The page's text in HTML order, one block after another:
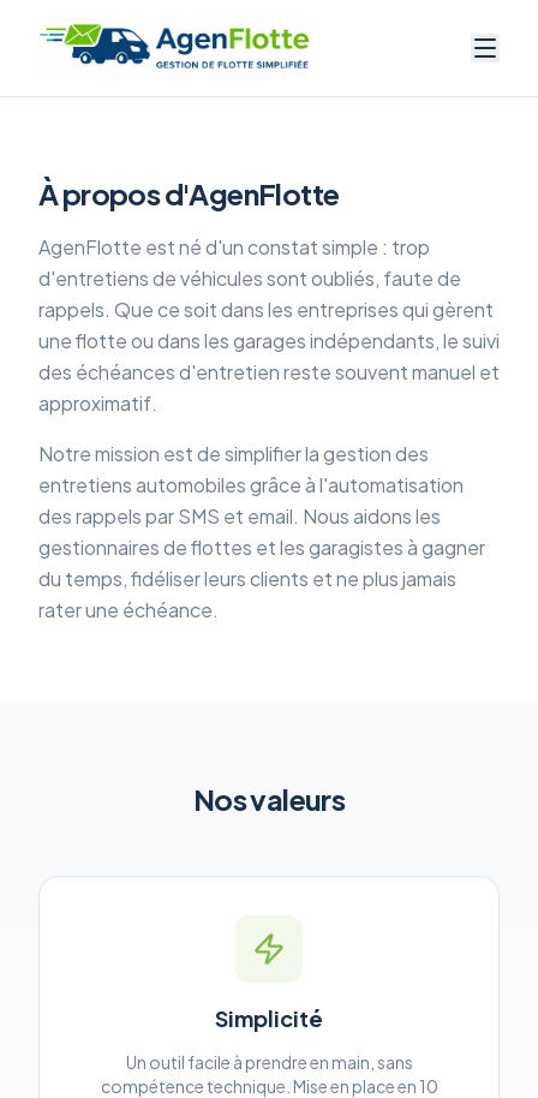
À propos d'AgenFlotte
AgenFlotte est né d'un constat simple : trop
d'entretiens de véhicules sont oubliés, faute de
rappels. Que ce soit dans les entreprises qui gèrent
une flotte ou dans les garages indépendants, le suivi
des échéances d'entretien reste souvent manuel et
approximatif.
Notre mission est de simplifier la gestion des
entretiens automobiles grâce à l'automatisation
des rappels par SMS et email. Nous aidons les
gestionnaires de flottes et les garagistes à gagner
du temps, fidéliser leurs clients et ne plus jamais
rater une échéance.
Nos valeurs
Simplicité
Un outil facile à prendre en main, sans
compétence technique. Mise en place en 10